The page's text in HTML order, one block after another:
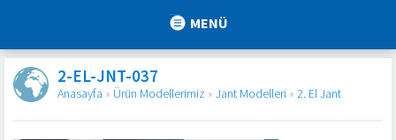
MENÜ
2-EL-JNT-037
Anasayfa » Ürün Modellerimiz » Jant Modelleri » 2. El Jant